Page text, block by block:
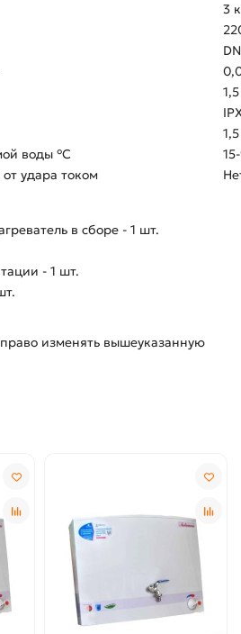
3
1,5
1,5
воды °C
удара током
в сборе - 1 шт.
- 1 шт.
изменять вышеуказанную